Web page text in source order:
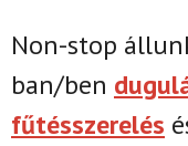
Non-stop
ban/ben
fűtésszerelés